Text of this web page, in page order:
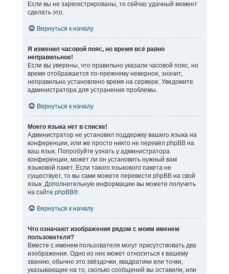
Если вы не зарегистрированы, то сейчас удачный момент
сделать это.
Вернуться к началу
Я изменил часовой пояс, но время всё равно
неправильное!
Если вы уверены, что правильно указали часовой пояс, но
время отображается по-прежнему неверное, значит,
неправильно установлено время на сервере. Уведомите
администратора для устранения проблемы.
Вернуться к началу
Моего языка нет в списке!
Администратор не установил поддержку вашего языка на
конференции, или же просто никто не перевёл phpBB на
ваш язык. Попробуйте узнать у администратора
конференции, может ли он установить нужный вам
языковой пакет. Если такого языкового пакета не
существует, то вы сами можете перевести phpBB на свой
язык. Дополнительную информацию вы можете получить
на сайте phpBB®.
Вернуться к началу
Что означают изображения рядом с моим именем
пользователя?
Вместе с именем пользователя могут присутствовать два
изображения. Одно из них может относиться к вашему
званию, обычно это звёздочки, квадратики или точки,
указывающие на то, сколько сообщений вы оставили, или